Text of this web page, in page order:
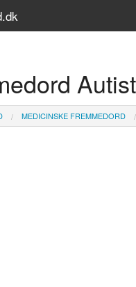
Autist
MEDICINSKE FREMMEDORD